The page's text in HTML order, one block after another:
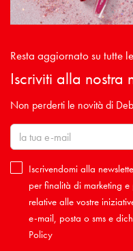
Resta aggiornato su tutte
Iscriviti alla nostra
Non perderti le novità di
Iscrivendomi alla
per finalità di marketing
relative alle vostre
e-mail, posta o sms e
Policy